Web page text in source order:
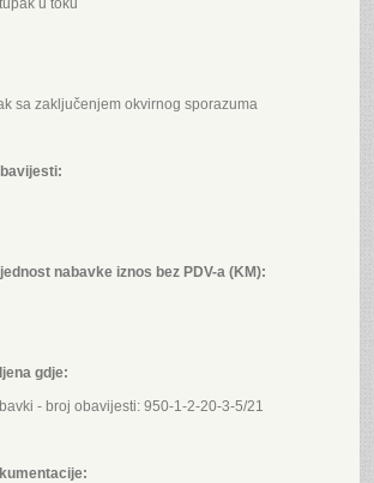
u toku
sa zaključenjem okvirnog sporazuma
nabavke iznos bez PDV-a (KM):
gdje:
- broj obavijesti: 950-1-2-20-3-5/21